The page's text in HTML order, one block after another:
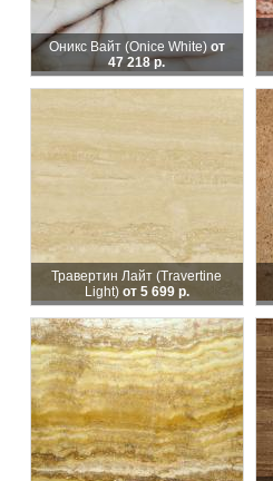
Оникс Вайт (Onice White) от
47 218 р.
Травертин Лайт (Travertine
Light) от 5 699 р.